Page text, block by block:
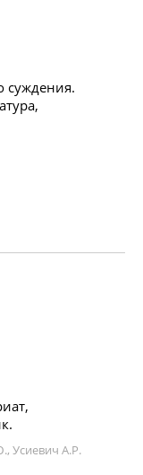
суждения.
Усиевич А.Р.